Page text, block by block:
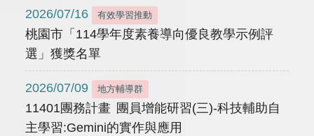
2026/07/16 有效學習推動
桃園市「114學年度素養導向優良教學示例評
選」獲獎名單
2026/07/09 地方輔導群
11401團務計畫 團員增能研習(三)-科技輔助自
主學習:Gemini的實作與應用